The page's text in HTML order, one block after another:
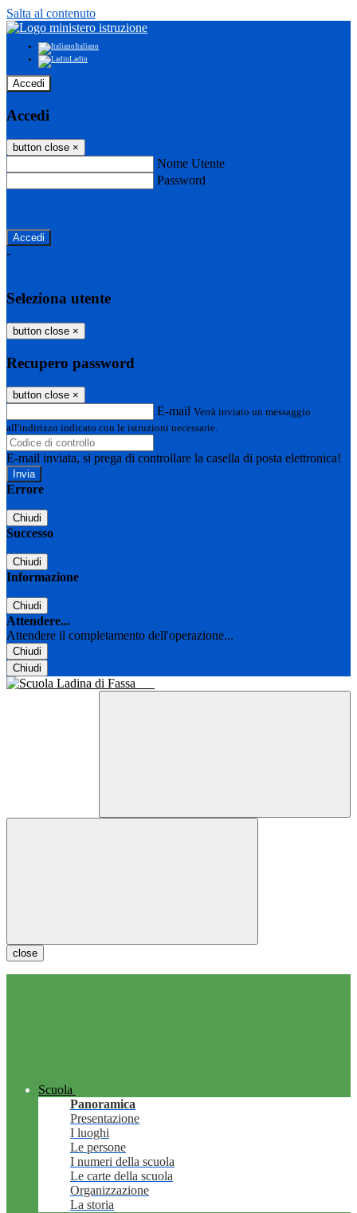
Salta al contenuto
Italiano
Ladin
Accedi
Accedi
button close ×
Nome Utente
Password
-
Seleziona utente
button close ×
Recupero password
button close ×
E-mail Verrà inviato un messaggio
all'indirizzo indicato con le istruzioni necessarie.
E-mail inviata, si prega di controllare la casella di posta elettronica!
Errore
Chiudi
Successo
Chiudi
Informazione
Chiudi
Attendere...
Attendere il completamento dell'operazione...
Chiudi
Chiudi
close
Scuola
Panoramica
Presentazione
I luoghi
Le persone
I numeri della scuola
Le carte della scuola
Organizzazione
La storia